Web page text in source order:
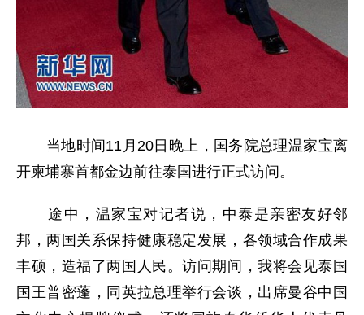
当地时间11月20日晚上，国务院总理温家宝离
开柬埔寨首都金边前往泰国进行正式访问。
途中，温家宝对记者说，中泰是亲密友好邻
邦，两国关系保持健康稳定发展，各领域合作成果
丰硕，造福了两国人民。访问期间，我将会见泰国
国王普密蓬，同英拉总理举行会谈，出席曼谷中国